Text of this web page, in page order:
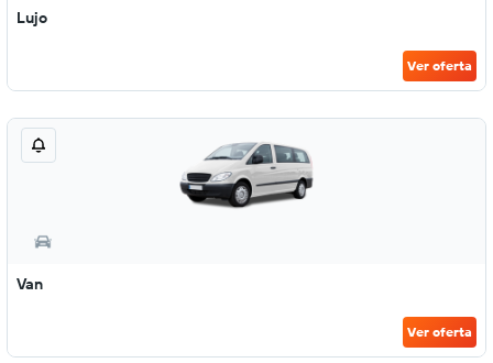
Lujo
Ver oferta
Van
Ver oferta